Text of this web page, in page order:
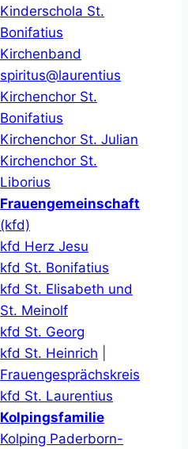
Kinderschola St.
Bonifatius
Kirchenband
spiritus@laurentius
Kirchenchor St.
Bonifatius
Kirchenchor St. Julian
Kirchenchor St.
Liborius
Frauengemeinschaft
(kfd)
kfd Herz Jesu
kfd St. Bonifatius
kfd St. Elisabeth und
St. Meinolf
kfd St. Georg
kfd St. Heinrich
Frauengesprächskreis
kfd St. Laurentius
Kolpingsfamilie
Kolping Paderborn-